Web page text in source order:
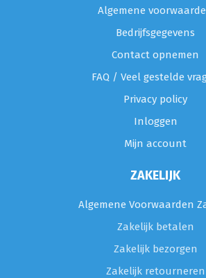
Algemene
Bedrijfsgegevens
Contact opnemen
FAQ / Veel gestelde
Privacy policy
Inloggen
Mijn account
ZAKELIJK
Algemene Voorwaarden
Zakelijk betalen
Zakelijk bezorgen
Zakelijk retourneren